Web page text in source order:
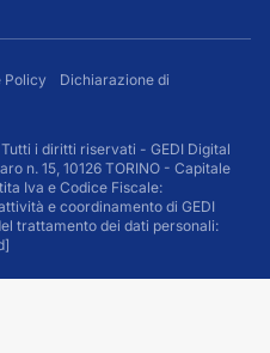
Policy
Dichiarazione di
i diritti riservati - GEDI Digital
n. 15, 10126 TORINO - Capitale
Iva e Codice Fiscale:
e coordinamento di GEDI
trattamento dei dati personali: